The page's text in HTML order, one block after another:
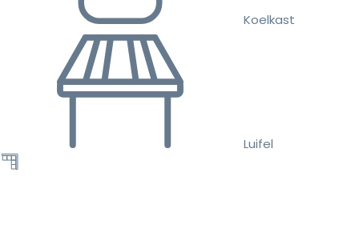
Koelkast
Luifel